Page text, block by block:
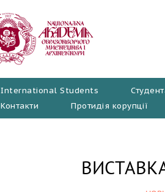
International Students
Контакти
Протидія корупції